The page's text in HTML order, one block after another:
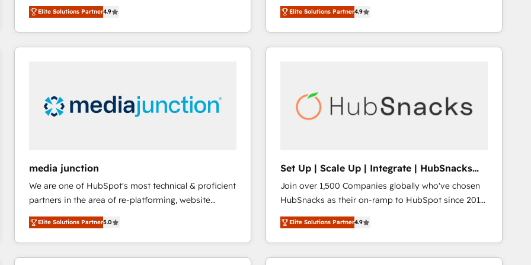
HubSpot大百科 出版 CRM・AI活用に関するご相談、現
operational efficiency of HubSpot. The fastest-
growing tech-enabler & facilitator, MakeWebBetter,
hands you the blend of HubSpot expertise &
eminent solutions & integrations. Trust us to
Premier Partner 2023 🌟5 HubSpot Accreditations 🌟
Won HubSpot Theme Challenge 2021 🌟INBOUND’19
HubSpot experience ✔️Flexible pricing models —
Hourly-fee (assigned one Dedicated HubSpot
Admin); Monthly-fee (HubSpot Admin + Project
Manager); and Fixed Project Cost (as per
requirement). ✔️Helped over 25,000+ customers so
far with our HubSpot solutions. ✔️Bespoke apps &
on-demand bundle services. Connect with us today!
Elite Solutions Partner4.9
Hire an agency that's experienced in every inch of
HubSpot and willing to work hand-in-hand with your
team to simplify the complex and build a better
experience for your team and customers.
Elite Solutions Partner4.9
media junction
We are one of HubSpot's most technical & proficient
partners in the area of re-platforming, website
design & development. We specialize in multi-hub
implementations for mid-market & enterprise
companies. We are woman-owned, powered by
coffee, and we ❤️ dogs. We produce award-winning
Elite Solutions Partner5.0
Set Up | Scale Up | Integrate | HubSnacks
FlexPlan
Join over 1,500 Companies globally who've chosen
HubSnacks as their on-ramp to HubSpot since 2014
Simple pay-as-you-go plans that accelerate value...
1️⃣ Set Up | Onboarding New or Check-fixing existing
HubSpot portals 2️⃣ Scale Up | 100% HubSpot Task
Execution... Global 24/7 ... All Experts 3️⃣ Integrate |
Elite Solutions Partner4.9